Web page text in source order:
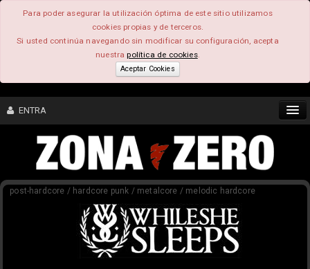
Para poder asegurar la utilización óptima de este sitio utilizamos
cookies propias y de terceros.
Si usted continúa navegando sin modificar su configuración, acepta
nuestrapolítica de cookies.
Aceptar Cookies
ENTRA
CONTENIDO
COMUNIDAD
post-hardcore / hardcore punk / metalcore / melodic hardcore